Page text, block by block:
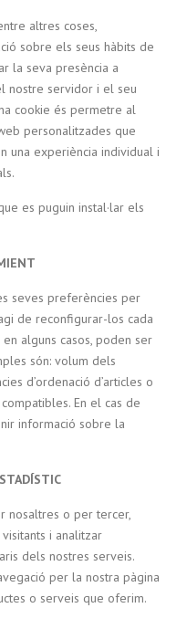
altres coses,
sobre els seus hàbits de
la seva presència a
nostre servidor i el seu
cookie és permetre al
personalitzades que
una experiència individual i
es puguin instal·lar els
seves preferències per
de reconfigurar-los cada
alguns casos, poden ser
són: volum dels
d’ordenació d’articles o
En el cas de
informació sobre la
nosaltres o per tercer,
i analitzar
dels nostres serveis.
per la nostra pàgina
o serveis que oferim.